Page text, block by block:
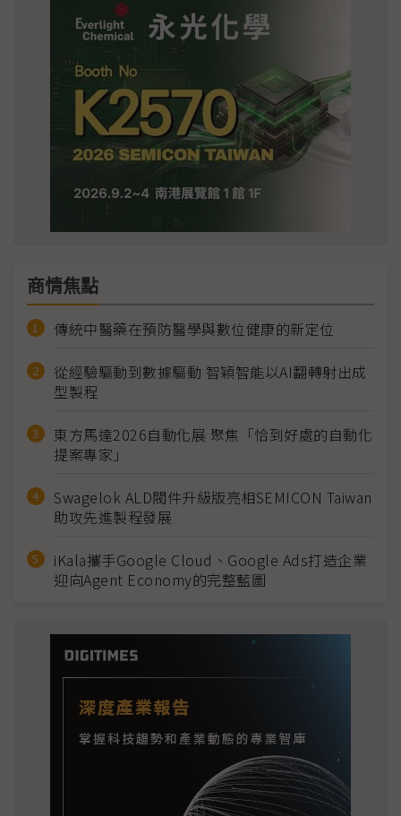
商情焦點
傳統中醫藥在預防醫學與數位健康的新定位
從經驗驅動到數據驅動 智穎智能以AI翻轉射出成
型製程
東方馬達2026自動化展 聚焦「恰到好處的自動化
提案專家」
Swagelok ALD閥件升級版亮相SEMICON Taiwan
助攻先進製程發展
iKala攜手Google Cloud、Google Ads打造企業
迎向Agent Economy的完整藍圖